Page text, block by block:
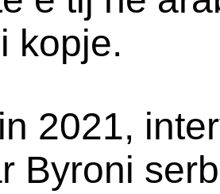
kopje.
2021,
Byroni